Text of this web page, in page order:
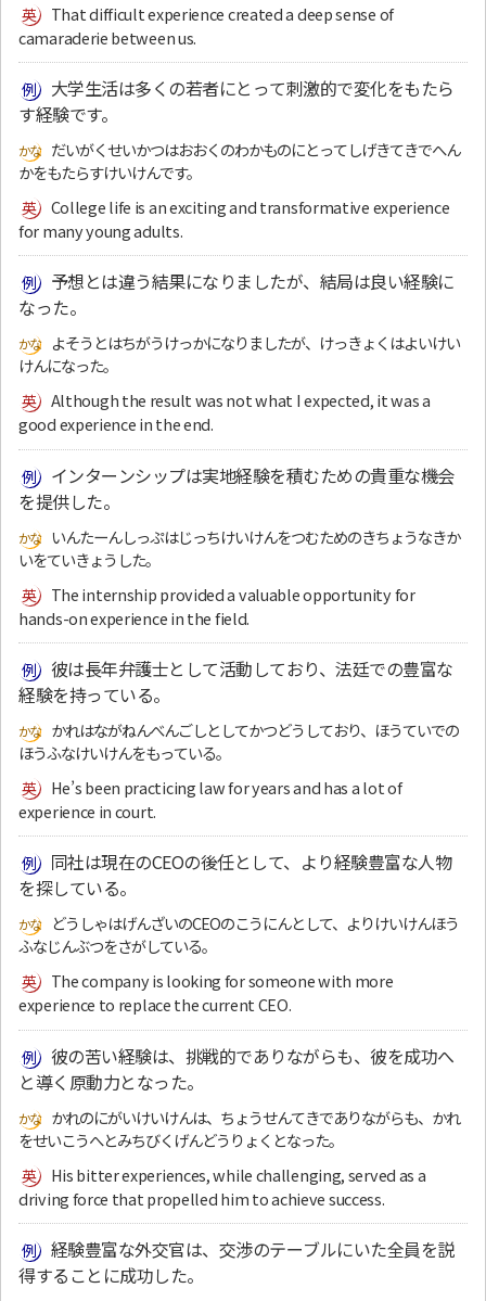
That difficult experience created a deep sense of
camaraderie between us.
大学生活は多くの若者にとって刺激的で変化をもたら
す経験です。
だいがくせいかつはおおくのわかものにとってしげきてきでへん
かをもたらすけいけんです。
College life is an exciting and transformative experience
for many young adults.
予想とは違う結果になりましたが、結局は良い経験に
なった。
よそうとはちがうけっかになりましたが、けっきょくはよいけい
けんになった。
Although the result was not what I expected, it was a
good experience in the end.
インターンシップは実地経験を積むための貴重な機会
を提供した。
いんたーんしっぷはじっちけいけんをつむためのきちょうなきか
いをていきょうした。
The internship provided a valuable opportunity for
hands-on experience in the field.
彼は長年弁護士として活動しており、法廷での豊富な
経験を持っている。
かれはながねんべんごしとしてかつどうしており、ほうていでの
ほうふなけいけんをもっている。
He’s been practicing law for years and has a lot of
experience in court.
同社は現在のCEOの後任として、より経験豊富な人物
を探している。
どうしゃはげんざいのCEOのこうにんとして、よりけいけんほう
ふなじんぶつをさがしている。
The company is looking for someone with more
experience to replace the current CEO.
彼の苦い経験は、挑戦的でありながらも、彼を成功へ
と導く原動力となった。
かれのにがいけいけんは、ちょうせんてきでありながらも、かれ
をせいこうへとみちびくげんどうりょくとなった。
His bitter experiences, while challenging, served as a
driving force that propelled him to achieve success.
経験豊富な外交官は、交渉のテーブルにいた全員を説
得することに成功した。